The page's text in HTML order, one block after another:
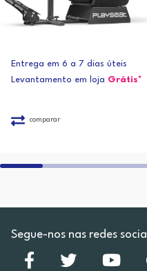
Entrega em 6 a 7 dias úteis
Levantamento em loja Grátis*
comparar
Segue-nos nas redes